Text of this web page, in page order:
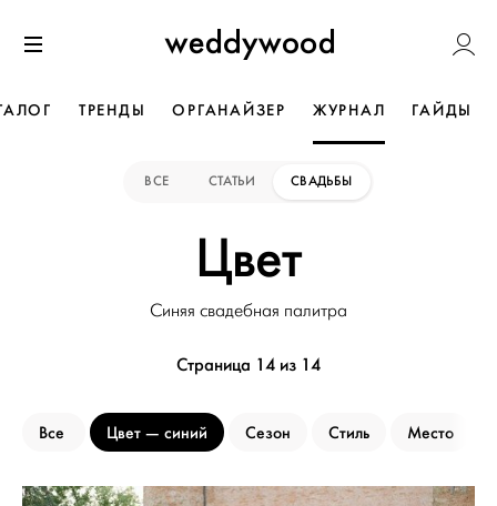
к содержанию
Weddywood
ТРЕНДЫ ОРГАНАЙЗЕР ЖУРНАЛ ГАЙДЫ
ВСЕ СТАТЬИ СВАДЬБЫ
Цвет
Синяя свадебная палитра
Страница 14 из 14
Все Цвет синий Сезон Стиль Место